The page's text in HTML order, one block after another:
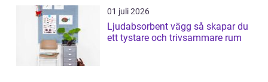
01 juli 2026
Ljudabsorbent vägg så skapar du
ett tystare och trivsammare rum